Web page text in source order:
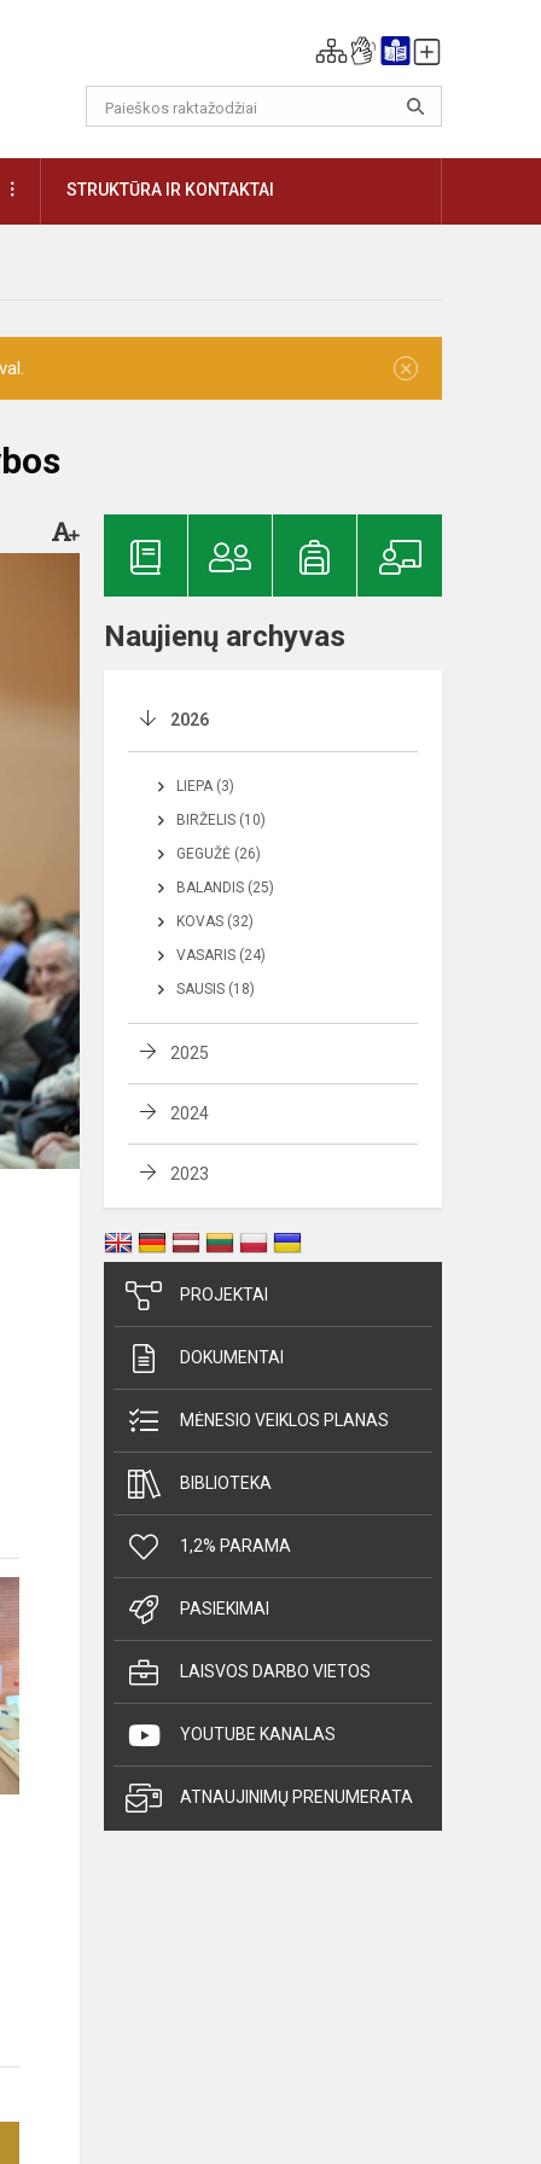
DAUGIAUSTRUKTŪRA IR KONTAKTAI
×
Naujienų archyvas
2026
LIEPA (3)
BIRŽELIS (10)
GEGUŽĖ (26)
BALANDIS (25)
KOVAS (32)
VASARIS (24)
SAUSIS (18)
2025
2024
2023
PROJEKTAI
DOKUMENTAI
MĖNESIO VEIKLOS PLANAS
BIBLIOTEKA
1,2% PARAMA
PASIEKIMAI
LAISVOS DARBO VIETOS
YOUTUBE KANALAS
ATNAUJINIMŲ PRENUMERATA